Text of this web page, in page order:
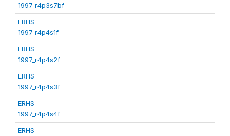
1997_r4p3s7bf
ERHS
1997_r4p4s1f
ERHS
1997_r4p4s2f
ERHS
1997_r4p4s3f
ERHS
1997_r4p4s4f
ERHS